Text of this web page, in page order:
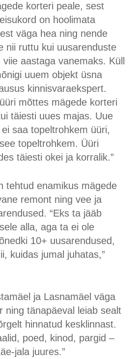
korteri peale, sest
on hoolimata
väga hea ning nende
nii ruttu kui uusarenduste
viie aastaga vanemaks. Küll
uuem objekt üsna
kinnisvaraekspert.
mõttes mägede korteri
täiesti uues majas. Uue
saa topeltrohkem üüri,
topeltrohkem. Üüri
täiesti okei ja korralik.”
tehtud enamikus mägede
remont ning vee ja
“Eks ta jääb
alla, aga ta ei ole
10+ uusarendused,
kuidas jumal juhatas,”
ja Lasnamäel väga
ning tänapäeval leiab sealt
hinnatud kesklinnast.
poed, kinod, pargid –
jala juures.”